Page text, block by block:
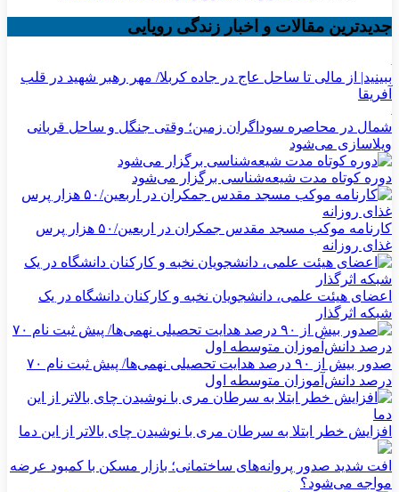
جدیدترین مقالات و اخبار زندگی رویایی
ببینید| از مالی تا ساحل عاج در جاده کربلا/ مهر رهبر شهید در قلب
آفریقا
شمال در محاصره سوداگران زمین؛ وقتی جنگل و ساحل قربانی
ویلاسازی می‌شود
دوره کوتاه مدت شیعه‌شناسی برگزار می‌شود
کارنامه موکب مسجد مقدس جمکران در اربعین/۵۰ هزار پرس
غذای روزانه
اعضای هیئت علمی، دانشجویان نخبه و کارکنان دانشگاه در یک
شبکه‌ اثرگذار
صدور بیش از ۹۰ درصد هدایت تحصیلی نهمی‌ها/ پیش ثبت نام ۷۰
درصد دانش‌آموزان متوسطه اول
افزایش خطر ابتلا به سرطان مری با نوشیدن چای بالاتر از این دما
افت شدید صدور پروانه‌های ساختمانی؛ بازار مسکن با کمبود عرضه
مواجه می‌شود؟